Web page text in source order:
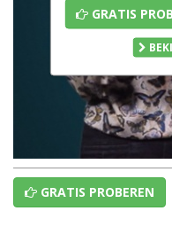
GRATIS
GRATIS PROBEREN